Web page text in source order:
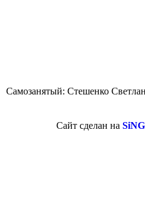
Самозанятый: Стешенко
Сайт сделан на